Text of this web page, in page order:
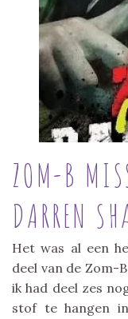
ZOM-B
DARREN
Het was al een
deel van de Zom-
ik had deel zes
stof te hangen